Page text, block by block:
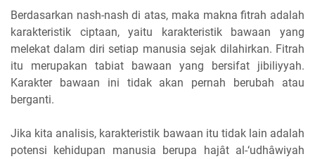
Berdasarkan nash-nash di atas, maka makna fitrah adalah
karakteristik ciptaan, yaitu karakteristik bawaan yang
melekat dalam diri setiap manusia sejak dilahirkan. Fitrah
itu merupakan tabiat bawaan yang bersifat jibiliyyah.
Karakter bawaan ini tidak akan pernah berubah atau
berganti.
Jika kita analisis, karakteristik bawaan itu tidak lain adalah
potensi kehidupan manusia berupa hajât al-‘udhâwiyah